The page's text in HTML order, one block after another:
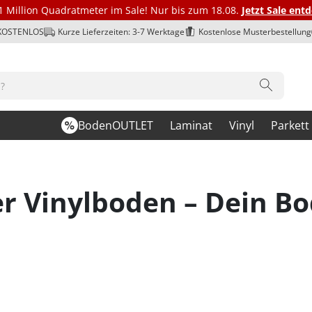
Million Quadratmeter im Sale! Nur bis zum 18.08. Jetzt Sale
Kurze Lieferzeiten: 3-7 Werktage Kostenlose Musterbestellung
BodenOUTLET Laminat Vinyl Parkett
Vinylboden – Dein